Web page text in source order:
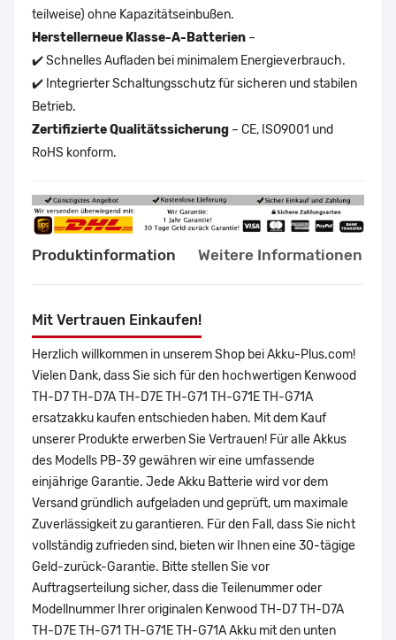
teilweise) ohne Kapazitätseinbußen.
Herstellerneue Klasse-A-Batterien –
✔️ Schnelles Aufladen bei minimalem Energieverbrauch.
✔️ Integrierter Schaltungsschutz für sicheren und stabilen
Betrieb.
Zertifizierte Qualitätssicherung – CE, ISO9001 und
RoHS konform.
Produktinformation Weitere Informationen
Mit Vertrauen Einkaufen!
Herzlich willkommen in unserem Shop bei Akku-Plus.com!
Vielen Dank, dass Sie sich für den hochwertigen Kenwood
TH-D7 TH-D7A TH-D7E TH-G71 TH-G71E TH-G71A
ersatzakku kaufen entschieden haben. Mit dem Kauf
unserer Produkte erwerben Sie Vertrauen! Für alle Akkus
des Modells PB-39 gewähren wir eine umfassende
einjährige Garantie. Jede Akku Batterie wird vor dem
Versand gründlich aufgeladen und geprüft, um maximale
Zuverlässigkeit zu garantieren. Für den Fall, dass Sie nicht
vollständig zufrieden sind, bieten wir Ihnen eine 30-tägige
Geld-zurück-Garantie. Bitte stellen Sie vor
Auftragserteilung sicher, dass die Teilenummer oder
Modellnummer Ihrer originalen Kenwood TH-D7 TH-D7A
TH-D7E TH-G71 TH-G71E TH-G71A Akku mit den unten